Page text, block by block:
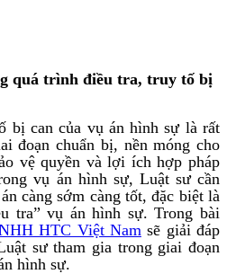
quá trình điều tra, truy tố bị
bị can của vụ án hình sự là rất
đoạn chuẩn bị, nền móng cho
vệ quyền và lợi ích hợp pháp
vụ án hình sự, Luật sư cần
càng sớm càng tốt, đặc biệt là
tra” vụ án hình sự. Trong bài
HTC Việt Nam sẽ giải đáp
sư tham gia trong giai đoạn
hình sự.